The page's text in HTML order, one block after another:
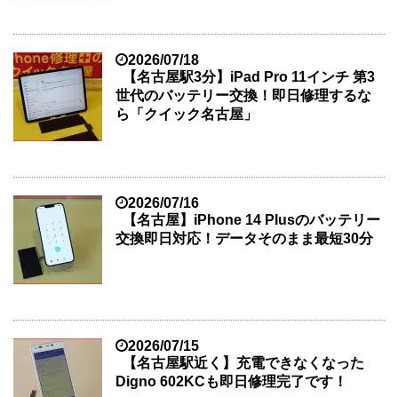
2026/07/18
【名古屋駅3分】iPad Pro 11インチ 第3
世代のバッテリー交換！即日修理するな
ら「クイック名古屋」
2026/07/16
【名古屋】iPhone 14 Plusのバッテリー
交換即日対応！データそのまま最短30分
2026/07/15
【名古屋駅近く】充電できなくなった
Digno 602KCも即日修理完了です！